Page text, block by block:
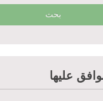
عليها
الصحية الأولية في محافظة دير